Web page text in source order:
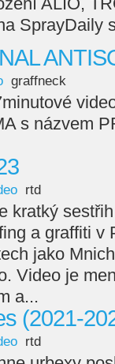
SprayDaily
graffneck
s názvem
rtd
kratký
a graffiti v
jako
Video je
a...
(2021-
rtd